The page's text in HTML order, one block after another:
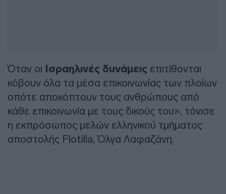
Όταν οι Ισραηλινές δυνάμεις επιτίθονται
κόβουν όλα τα μέσα επικοινωνίας των πλοίων
οπότε αποκόπτουν τους ανθρώπους από
κάθε επικοινωνία με τους δικούς του», τόνισε
η εκπρόσωπος μελών ελληνικού τμήματος
αποστολής Flotilla, Όλγα Λαφαζάνη.